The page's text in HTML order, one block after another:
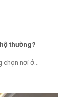
thường?
nơi ở...